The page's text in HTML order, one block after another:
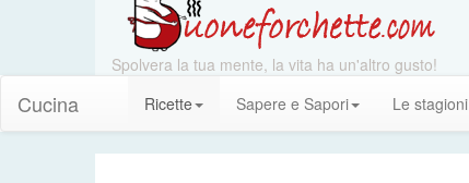
Spolvera la tua mente, la vita ha un'altro gusto!
Cucina Ricette Sapere e Sapori Le stagioni